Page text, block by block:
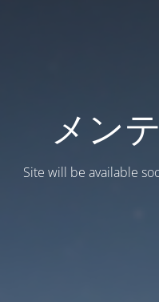
メン
Site will be available